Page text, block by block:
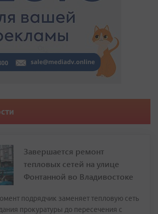
Завершается ремонт
тепловых сетей на улице
Фонтанной во Владивостоке
подрядчик заменяет тепловую сеть
прокуратуры до пересечения с